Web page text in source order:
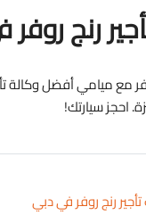
رنج
مع ميامي أفضل وكالة
احجز سيارتك!
رنج روفر في دبي